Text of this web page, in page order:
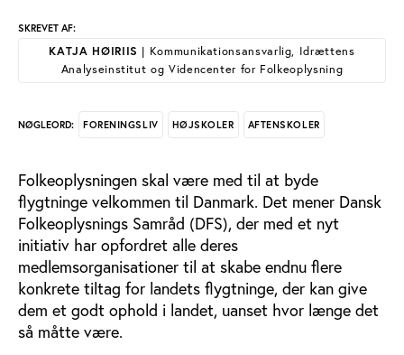
SKREVET AF:
KATJA HØIRIIS | Kommunikationsansvarlig, Idrættens
Analyseinstitut og Videncenter for Folkeoplysning
NØGLEORD: FORENINGSLIV HØJSKOLER AFTENSKOLER
Folkeoplysningen skal være med til at byde
flygtninge velkommen til Danmark. Det mener Dansk
Folkeoplysnings Samråd (DFS), der med et nyt
initiativ har opfordret alle deres
medlemsorganisationer til at skabe endnu flere
konkrete tiltag for landets flygtninge, der kan give
dem et godt ophold i landet, uanset hvor længe det
så måtte være.